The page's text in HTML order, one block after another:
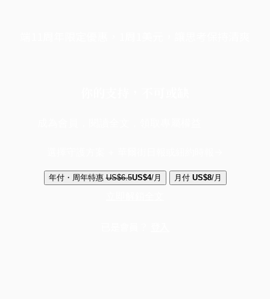
年付・周年特惠 US$6.5US$4/月 月付 US$8/月